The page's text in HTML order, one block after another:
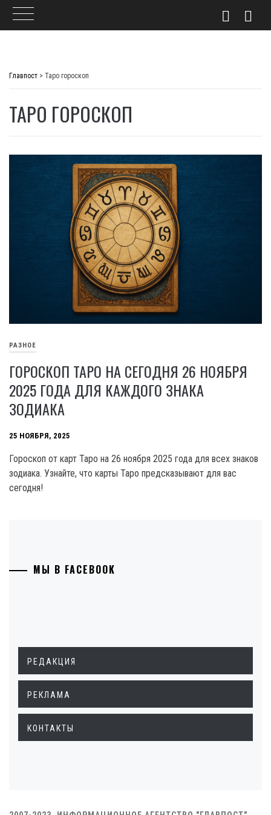
Главпост > Таро гороскоп
ТАРО ГОРОСКОП
РАЗНОЕ
ГОРОСКОП ТАРО НА СЕГОДНЯ 26 НОЯБРЯ
2025 ГОДА ДЛЯ КАЖДОГО ЗНАКА
ЗОДИАКА
25 НОЯБРЯ, 2025
Гороскоп от карт Таро на 26 ноября 2025 года для всех знаков
зодиака. Узнайте, что карты Таро предсказывают для вас
сегодня!
МЫ В FACEBOOK
РЕДАКЦИЯ
РЕКЛАМА
КОНТАКТЫ